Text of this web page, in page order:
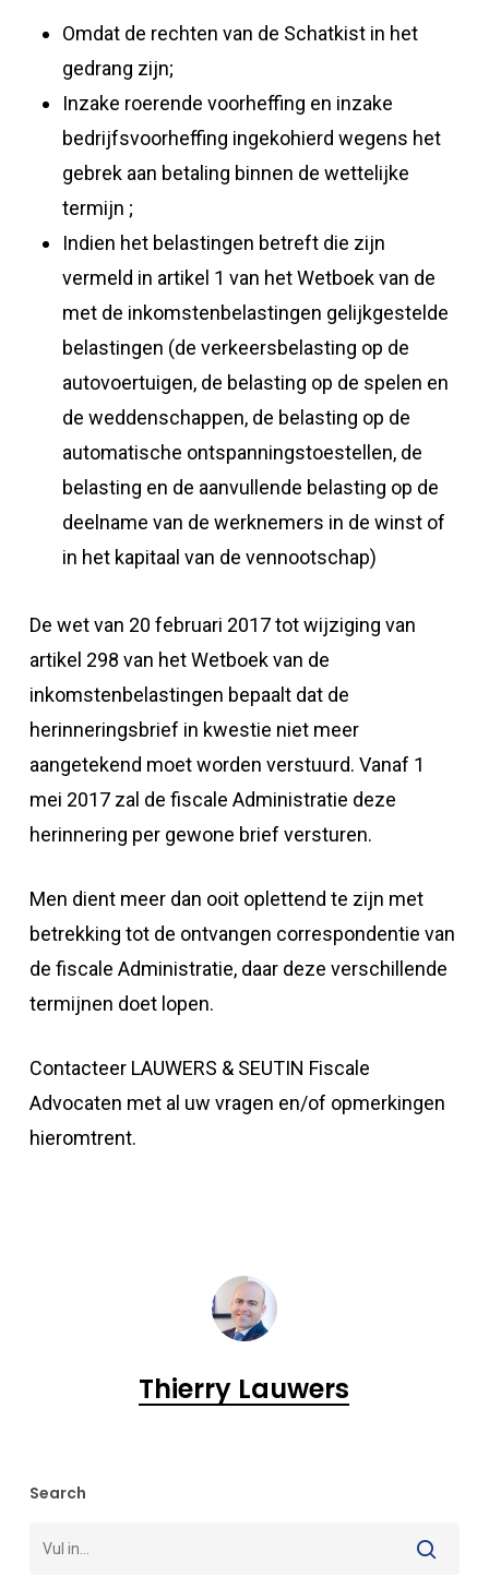
Omdat de rechten van de Schatkist in het
gedrang zijn;
Inzake roerende voorheffing en inzake
bedrijfsvoorheffing ingekohierd wegens het
gebrek aan betaling binnen de wettelijke
termijn ;
Indien het belastingen betreft die zijn
vermeld in artikel 1 van het Wetboek van de
met de inkomstenbelastingen gelijkgestelde
belastingen (de verkeersbelasting op de
autovoertuigen, de belasting op de spelen en
de weddenschappen, de belasting op de
automatische ontspanningstoestellen, de
belasting en de aanvullende belasting op de
deelname van de werknemers in de winst of
in het kapitaal van de vennootschap)
De wet van 20 februari 2017 tot wijziging van
artikel 298 van het Wetboek van de
inkomstenbelastingen bepaalt dat de
herinneringsbrief in kwestie niet meer
aangetekend moet worden verstuurd. Vanaf 1
mei 2017 zal de fiscale Administratie deze
herinnering per gewone brief versturen.
Men dient meer dan ooit oplettend te zijn met
betrekking tot de ontvangen correspondentie van
de fiscale Administratie, daar deze verschillende
termijnen doet lopen.
Contacteer LAUWERS & SEUTIN Fiscale
Advocaten met al uw vragen en/of opmerkingen
hieromtrent.
Thierry Lauwers
Search